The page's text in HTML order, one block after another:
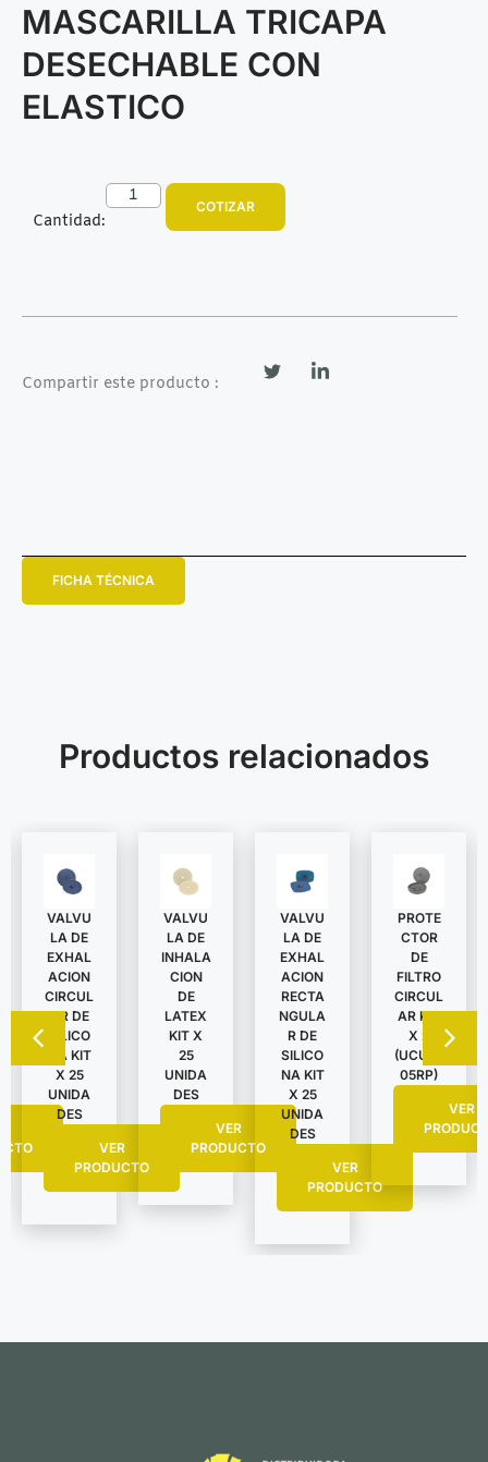
MASCARILLA TRICAPA
DESECHABLE CON
ELASTICO
Cantidad:
COTIZAR
Compartir este producto :
FICHA TÉCNICA
Productos relacionados
VALVU
LA DE
EXHAL
ACION
CIRCUL
AR DE
SILICO
NA KIT
X 25
UNIDA
DES
VER
PRODUCTO
VALVU
LA DE
INHALA
CION
DE
LATEX
KIT X
25
UNIDA
DES
VER
PRODUCTO
VALVU
LA DE
EXHAL
ACION
RECTA
NGULA
R DE
SILICO
NA KIT
X 25
UNIDA
DES
VER
PRODUCTO
PROTE
CTOR
DE
FILTRO
CIRCUL
AR KIT
X 2
(UCU62
05RP)
VER